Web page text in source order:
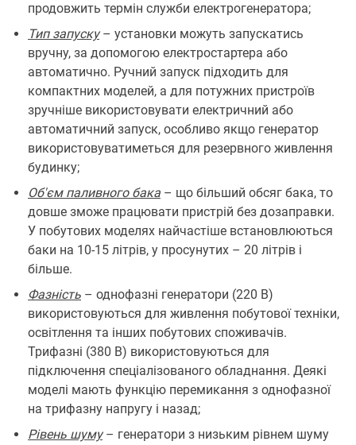
продовжить термін служби електрогенератора;
Тип запуску– установки можуть запускатись
вручну, за допомогою електростартера або
автоматично. Ручний запуск підходить для
компактних моделей, а для потужних пристроїв
зручніше використовувати електричний або
автоматичний запуск, особливо якщо генератор
використовуватиметься для резервного живлення
будинку;
Об'єм паливного бака – що більший обсяг бака, то
довше зможе працювати пристрій без дозаправки.
У побутових моделях найчастіше встановлюються
баки на 10-15 літрів, у просунутих – 20 літрів і
більше.
Фазність – однофазні генератори (220 В)
використовуються для живлення побутової техніки,
освітлення та інших побутових споживачів.
Трифазні (380 В) використовуються для
підключення спеціалізованого обладнання. Деякі
моделі мають функцію перемикання з однофазної
на трифазну напругу і назад;
Рівень шуму– генератори з низьким рівнем шуму